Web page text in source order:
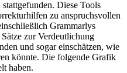
Diese Tools
zu anspruchsvollen
Grammarlys
zur Verdeutlichung
und sogar einschätzen, wie
könnte. Die folgende Grafik
haben.